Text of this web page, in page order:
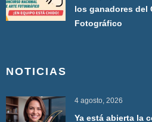
los ganadores del
Fotográfico
NOTICIAS
4 agosto, 2026
Ya está abierta la